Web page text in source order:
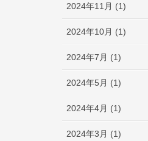
2024年11月 (1)
2024年10月 (1)
2024年7月 (1)
2024年5月 (1)
2024年4月 (1)
2024年3月 (1)